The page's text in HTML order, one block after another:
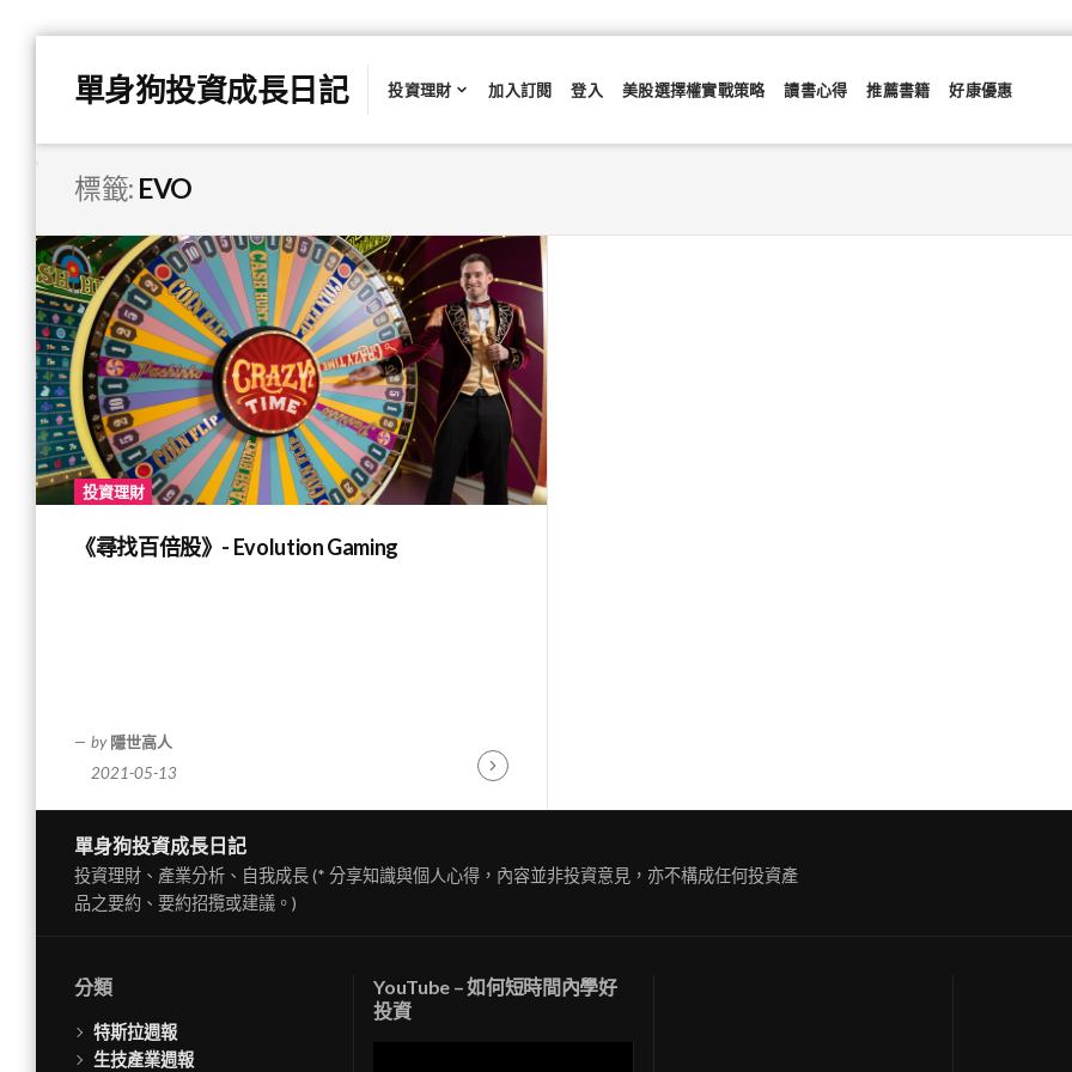
單身狗投資成長日記 投資理財 加入訂閱 登入 美股選擇權實戰策略 讀書心得 推薦書籍 好康優惠
標籤: EVO
投資理財
《尋找百倍股》- Evolution Gaming
by 隱世高人
2021-05-13
Continue
單身狗投資成長日記
投資理財、產業分析、自我成長 (* 分享知識與個人心得，內容並非投資意見，亦不構成任何投資產
品之要約、要約招攬或建議。)
分類
特斯拉週報
生技產業週報
YouTube – 如何短時間內學好
投資